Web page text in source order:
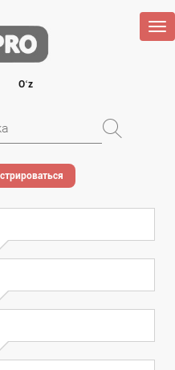
Oʻz